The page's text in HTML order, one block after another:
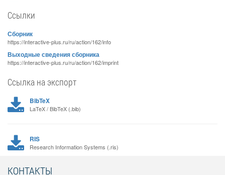
Ссылки
Сборник
https://interactive-plus.ru/ru/action/162/info
Выходные сведения сборника
https://interactive-plus.ru/ru/action/162/imprint
Ссылка на экспорт
BibTeX
LaTeX / BibTeX (.bib)
RIS
Research Information Systems (.ris)
КОНТАКТЫ